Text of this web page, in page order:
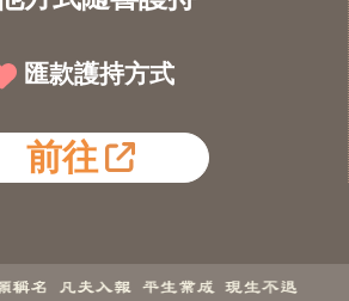
匯款護持方式
前往